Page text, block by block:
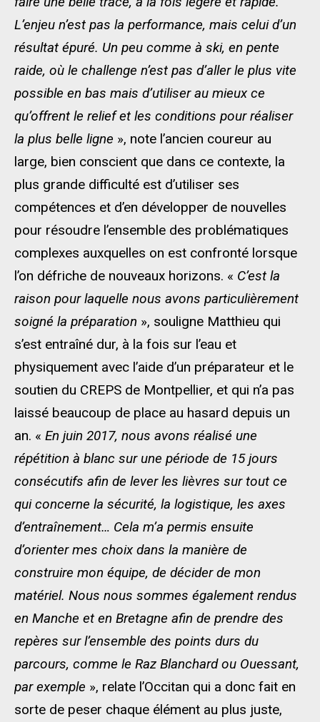
L’enjeu n’est pas la performance, mais celui d’un
résultat épuré. Un peu comme à ski, en pente
raide, où le challenge n’est pas d’aller le plus vite
possible en bas mais d’utiliser au mieux ce
qu’offrent le relief et les conditions pour réaliser
la plus belle ligne », note l’ancien coureur au
large, bien conscient que dans ce contexte, la
plus grande difficulté est d’utiliser ses
compétences et d’en développer de nouvelles
pour résoudre l’ensemble des problématiques
complexes auxquelles on est confronté lorsque
l’on défriche de nouveaux horizons. « C’est la
raison pour laquelle nous avons particulièrement
soigné la préparation », souligne Matthieu qui
s’est entraîné dur, à la fois sur l’eau et
physiquement avec l’aide d’un préparateur et le
soutien du CREPS de Montpellier, et qui n’a pas
laissé beaucoup de place au hasard depuis un
an. « En juin 2017, nous avons réalisé une
répétition à blanc sur une période de 15 jours
consécutifs afin de lever les lièvres sur tout ce
qui concerne la sécurité, la logistique, les axes
d’entraînement… Cela m’a permis ensuite
d’orienter mes choix dans la manière de
construire mon équipe, de décider de mon
matériel. Nous nous sommes également rendus
en Manche et en Bretagne afin de prendre des
repères sur l’ensemble des points durs du
parcours, comme le Raz Blanchard ou Ouessant,
par exemple », relate l’Occitan qui a donc fait en
sorte de peser chaque élément au plus juste,